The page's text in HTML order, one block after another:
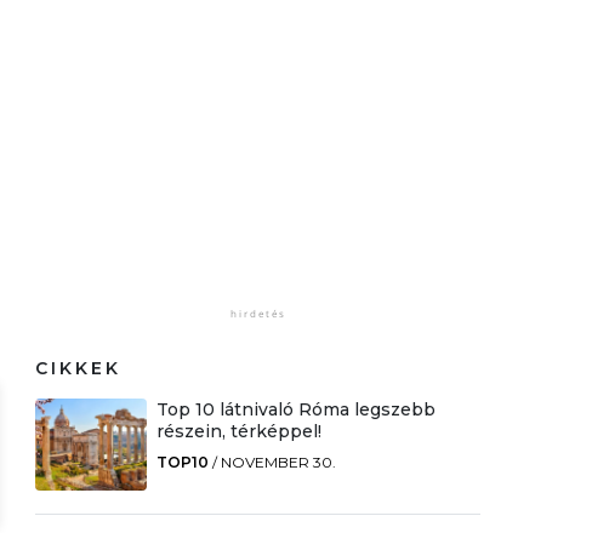
CIKKEK
Top 10 látnivaló Róma legszebb
részein, térképpel!
TOP10 / NOVEMBER 30.